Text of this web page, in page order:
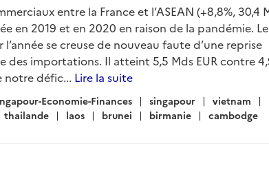
entre la France et l’ASEAN (+8,8%, 30,4
en 2019 et en 2020 en raison de la pandémie.
se creuse de nouveau faute d’une reprise
des importations. Il atteint 5,5 Mds EUR contre
notre défic... Lire la suite
Economie-Finances singapour
vietnam
thailande laos brunei birmanie cambodge